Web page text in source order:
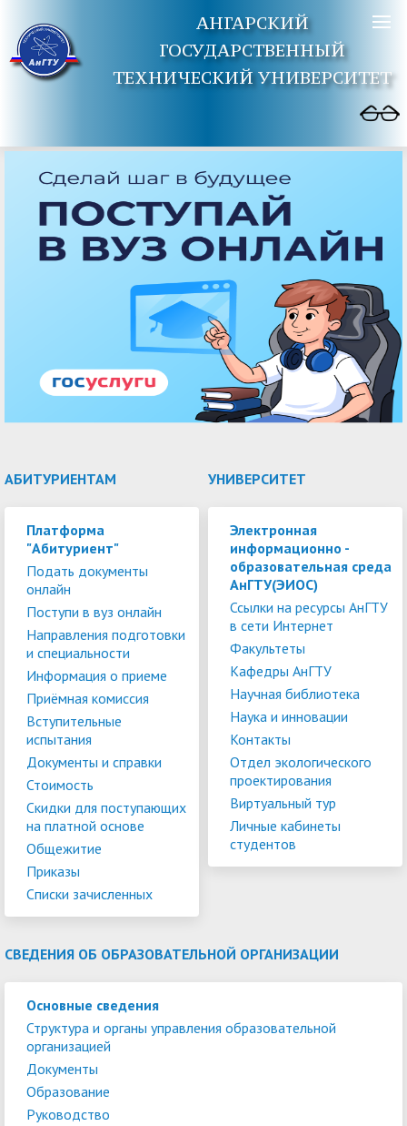
АНГАРСКИЙ
ГОСУДАРСТВЕННЫЙ
ТЕХНИЧЕСКИЙ УНИВЕРСИТЕТ
АБИТУРИЕНТАМ
Платформа
"Абитуриент"
Подать документы
онлайн
Поступи в вуз онлайн
Направления подготовки
и специальности
Информация о приеме
Приёмная комиссия
Вступительные
испытания
Документы и справки
Стоимость
Скидки для поступающих
на платной основе
Общежитие
Приказы
Списки зачисленных
УНИВЕРСИТЕТ
Электронная
информационно -
образовательная среда
АнГТУ(ЭИОС)
Ссылки на ресурсы АнГТУ
в сети Интернет
Факультеты
Кафедры АнГТУ
Научная библиотека
Наука и инновации
Контакты
Отдел экологического
проектирования
Виртуальный тур
Личные кабинеты
студентов
СВЕДЕНИЯ ОБ ОБРАЗОВАТЕЛЬНОЙ ОРГАНИЗАЦИИ
Основные сведения
Структура и органы управления образовательной
организацией
Документы
Образование
Руководство